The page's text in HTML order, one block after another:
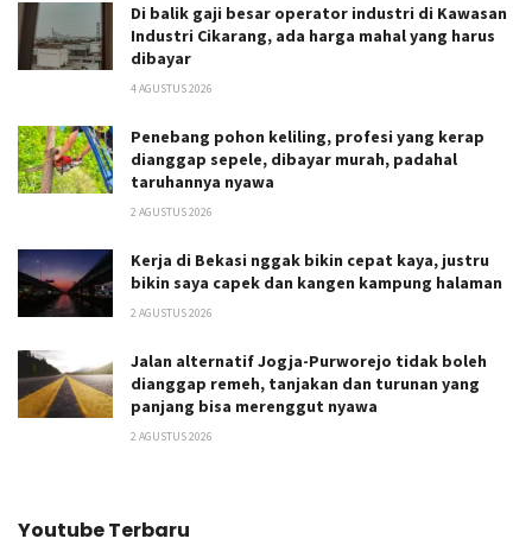
Di balik gaji besar operator industri di Kawasan
Industri Cikarang, ada harga mahal yang harus
dibayar
4 AGUSTUS 2026
Penebang pohon keliling, profesi yang kerap
dianggap sepele, dibayar murah, padahal
taruhannya nyawa
2 AGUSTUS 2026
Kerja di Bekasi nggak bikin cepat kaya, justru
bikin saya capek dan kangen kampung halaman
2 AGUSTUS 2026
Jalan alternatif Jogja-Purworejo tidak boleh
dianggap remeh, tanjakan dan turunan yang
panjang bisa merenggut nyawa
2 AGUSTUS 2026
Youtube Terbaru